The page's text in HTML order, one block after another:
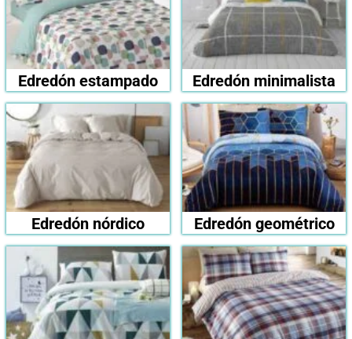
Edredón estampado Edredón minimalista
Edredón nórdico Edredón geométrico